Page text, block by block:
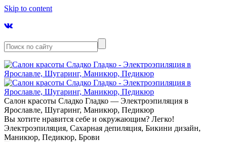
Skip to content
Салон красоты Сладко Гладко — Электроэпиляция в
Ярославле, Шугаринг, Маникюр, Педикюр
Вы хотите нравится себе и окружающим? Легко!
Электроэпиляция, Сахарная депиляция, Бикини дизайн,
Маникюр, Педикюр, Брови